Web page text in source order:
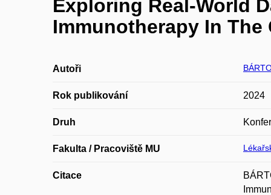
Exploring Real-World
Immunotherapy In The
Autoři
Rok publikování 2024
Druh
Fakulta / Pracoviště MU
Citace